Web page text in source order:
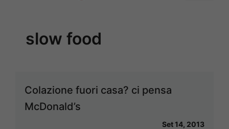
slow food
Colazione fuori casa? ci pensa
McDonald’s
Set 14, 2013